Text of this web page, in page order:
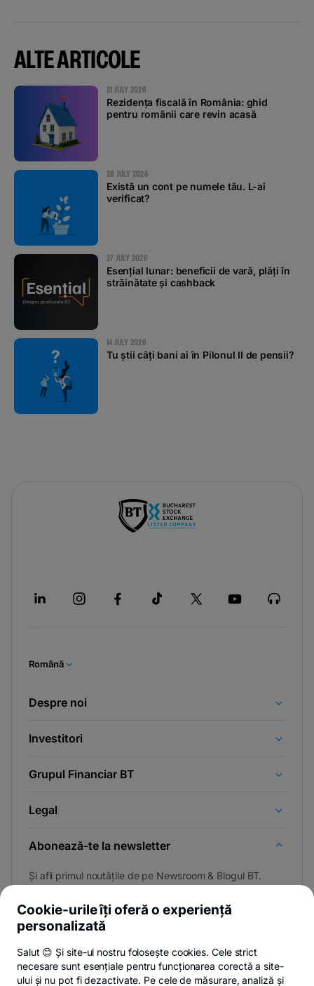
ALTE ARTICOLE
31 JULY 2026
Rezidența fiscală în România: ghid
pentru românii care revin acasă
28 JULY 2026
Există un cont pe numele tău. L-ai
verificat?
27 JULY 2026
Esențial lunar: beneficii de vară, plăți în
străinătate și cashback
14 JULY 2026
Tu știi câți bani ai în Pilonul II de pensii?
Română
Despre noi
Investitori
Grupul Financiar BT
Legal
Abonează-te la newsletter
Și afli primul noutățile de pe Newsroom & Blogul BT.
Cookie-urile îți oferă o experiență
personalizată
Salut 😊 Și site-ul nostru folosește cookies. Cele strict
necesare sunt esențiale pentru funcționarea corectă a site-
ului și nu pot fi dezactivate. Pe cele de măsurare, analiză și